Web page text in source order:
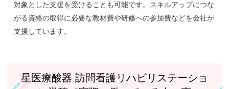
対象とした支援を受けることも可能です。スキルアップにつな
がる資格の取得に必要な教材費や研修への参加費などを会社が
支援しています。
星医療酸器 訪問看護リハビリステーショ